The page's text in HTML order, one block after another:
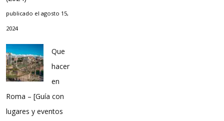
publicado el agosto 15,
2024
Que
hacer
en
Roma – [Guía con
lugares y eventos